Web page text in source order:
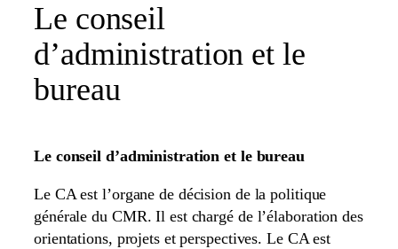
Le conseil
d’administration et le
bureau
Le conseil d’administration et le bureau
Le CA est l’organe de décision de la politique
générale du CMR. Il est chargé de l’élaboration des
orientations, projets et perspectives. Le CA est